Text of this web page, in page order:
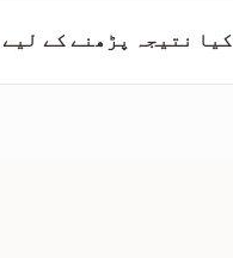
مکمل ہونے کے تھوڑی دیر
کیا نتیجہ پڑھنے کے